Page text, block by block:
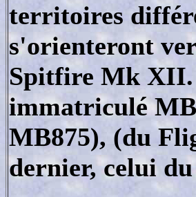
territoires
s'orienteront
Spitfire Mk XII.
immatriculé
MB875), (du
dernier, celui